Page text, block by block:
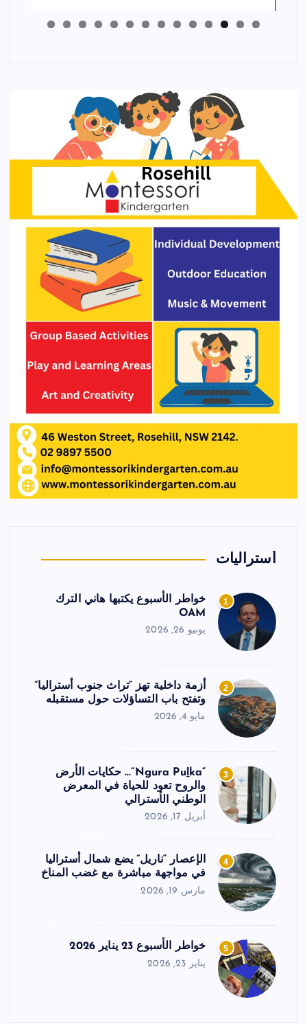
أستراليات
1
خواطر الأسبوع يكتبها هاني الترك
OAM
يونيو 26, 2026
2
أزمة داخلية تهز “تراث جنوب أستراليا”
وتفتح باب التساؤلات حول مستقبله
مايو 4, 2026
3
“Ngura Puḻka”… حكايات الأرض
والروح تعود للحياة في المعرض
الوطني الأسترالي
أبريل 17, 2026
4
الإعصار “ناريل” يضع شمال أستراليا
في مواجهة مباشرة مع غضب المناخ
مارس 19, 2026
5 خواطر الأسبوع 23 يناير 2026
يناير 23, 2026